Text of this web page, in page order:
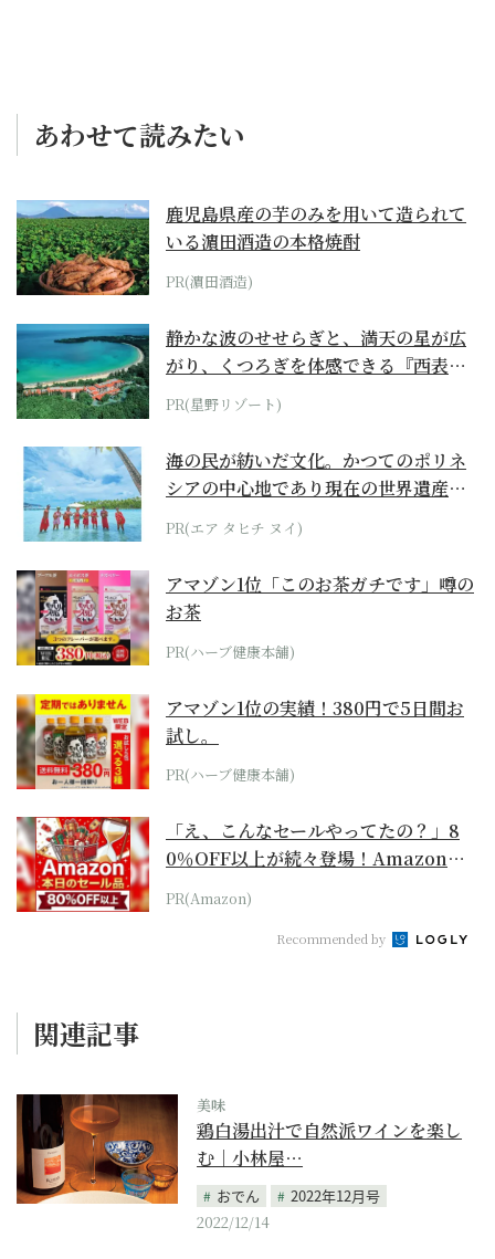
あわせて読みたい
鹿児島県産の芋のみを用いて造られて
いる濵田酒造の本格焼酎
PR(濵田酒造)
静かな波のせせらぎと、満天の星が広
がり、くつろぎを体感できる『西表島
ホテル by...
PR(星野リゾート)
海の民が紡いだ文化。かつてのポリネ
シアの中心地であり現在の世界遺産か
らみえてくる...
PR(エア タヒチ ヌイ)
アマゾン1位「このお茶ガチです」噂の
お茶
PR(ハーブ健康本舗)
アマゾン1位の実績！380円で5日間お
試し。
PR(ハーブ健康本舗)
「え、こんなセールやってたの？」8
0％OFF以上が続々登場！Amazonの
本気が...
PR(Amazon)
Recommended by
関連記事
美味
鶏白湯出汁で自然派ワインを楽し
む｜小林屋…
おでん
2022年12月号
2022/12/14